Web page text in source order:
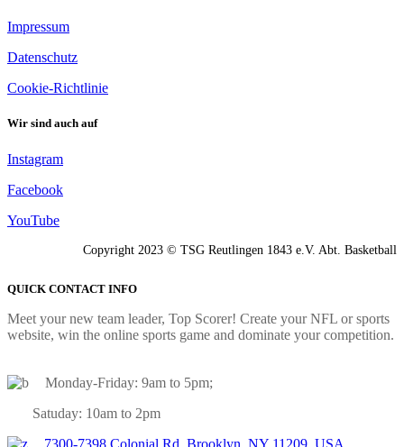
Impressum
Datenschutz
Cookie-Richtlinie
Wir sind auch auf
Instagram
Facebook
YouTube
Copyright 2023 © TSG Reutlingen 1843 e.V. Abt. Basketball
QUICK CONTACT INFO
Meet your new team leader, Top Scorer! Create your NFL or sports
website, win the online sports game and dominate your competition.
Monday-Friday: 9am to 5pm;
Satuday: 10am to 2pm
7300-7398 Colonial Rd, Brooklyn, NY 11209, USA